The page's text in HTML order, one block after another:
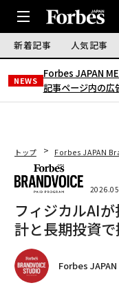
新着記事 人気記事
NEWS
Forbes JAPAN
記事ページ内の広
トップ Forbes JAPAN
フィジカルAIが
計と長期投資
Forbes